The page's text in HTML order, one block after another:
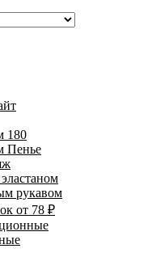
180
Пенье
рукавом
от 78 ₽